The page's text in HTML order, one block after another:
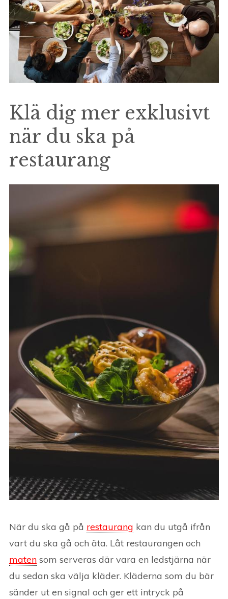
Klä dig mer exklusivt
när du ska på
restaurang
När du ska gå på restaurang kan du utgå ifrån
vart du ska gå och äta. Låt restaurangen och
maten som serveras där vara en ledstjärna när
du sedan ska välja kläder. Kläderna som du bär
sänder ut en signal och ger ett intryck på